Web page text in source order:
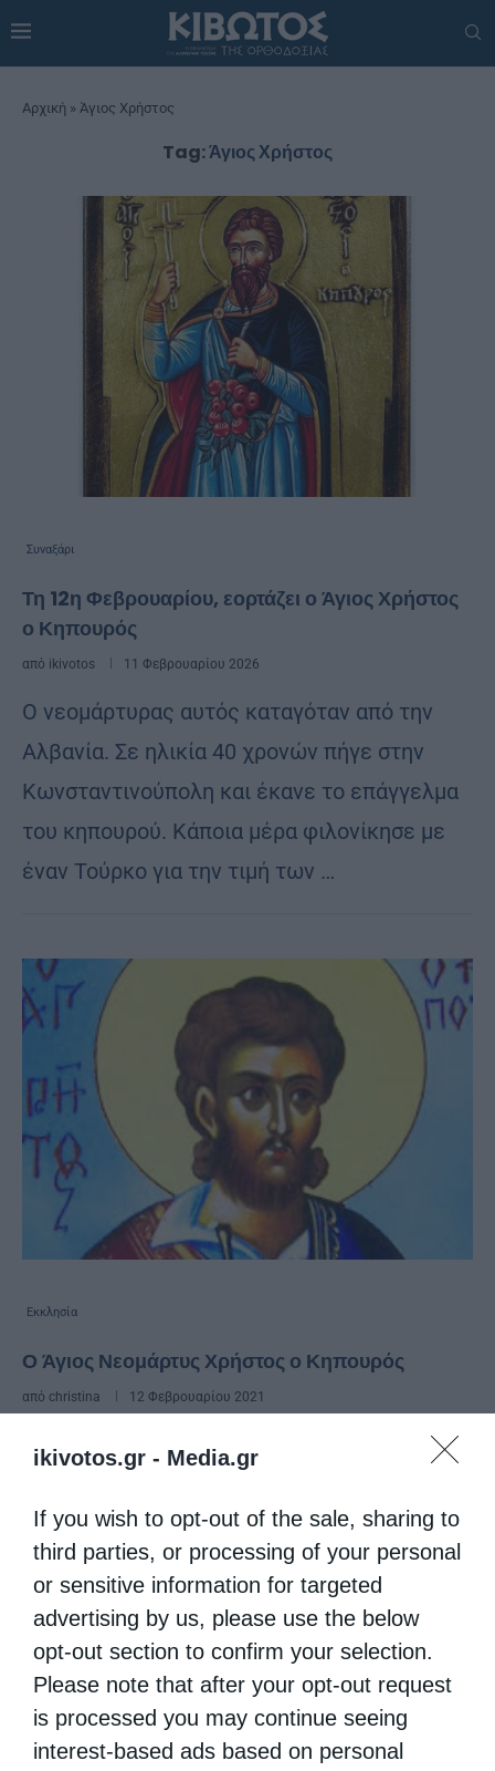
ikivotos.gr - Media.gr
If you wish to opt-out of the sale, sharing to
third parties, or processing of your personal
or sensitive information for targeted
advertising by us, please use the below
opt-out section to confirm your selection.
Please note that after your opt-out request
is processed you may continue seeing
interest-based ads based on personal
Αρχική » Άγιος Χρήστος
Tag:Άγιος Χρήστος
Συναξάρι
Τη 12η Φεβρουαρίου, εορτάζει ο Άγιος Χρήστος
ο Κηπουρός
από ikivotos 11 Φεβρουαρίου 2026
Ο νεομάρτυρας αυτός καταγόταν από την
Αλβανία. Σε ηλικία 40 χρονών πήγε στην
Κωνσταντινούπολη και έκανε το επάγγελμα
του κηπουρού. Κάποια μέρα φιλονίκησε με
έναν Τούρκο για την τιμή των …
Εκκλησία
Ο Άγιος Νεομάρτυς Χρήστος ο Κηπουρός
από christina 12 Φεβρουαρίου 2021
Ο νεομάρτυς Χρήστος καταγόταν από τα
Ηπείρου. Είναι γνωστός και με την
προσωνυμία «Αρβανίτης». Η ζωή του μέχρι
τα σαράντα χρόνια παραμένει άγνωστη. Σε …